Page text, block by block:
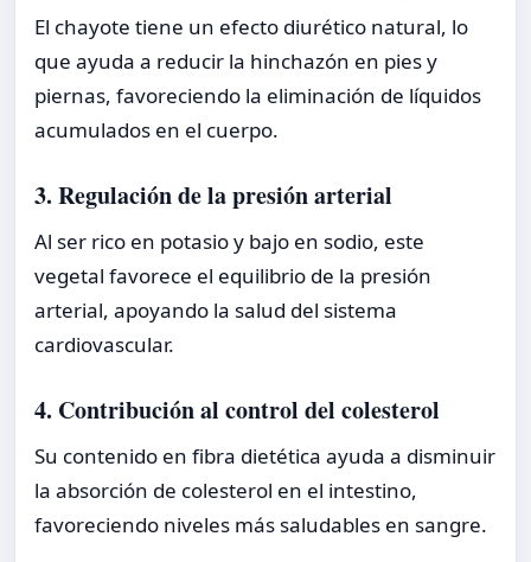
El chayote tiene un efecto diurético natural, lo
que ayuda a reducir la hinchazón en pies y
piernas, favoreciendo la eliminación de líquidos
acumulados en el cuerpo.
3. Regulación de la presión arterial
Al ser rico en potasio y bajo en sodio, este
vegetal favorece el equilibrio de la presión
arterial, apoyando la salud del sistema
cardiovascular.
4. Contribución al control del colesterol
Su contenido en fibra dietética ayuda a disminuir
la absorción de colesterol en el intestino,
favoreciendo niveles más saludables en sangre.